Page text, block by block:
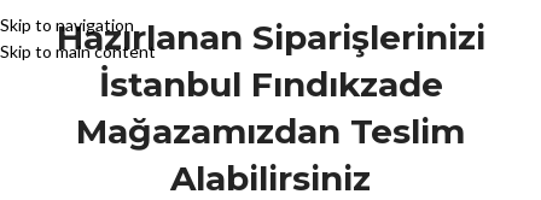
Skip to navigation
Skip to main content
Hazırlanan Siparişlerinizi
İstanbul Fındıkzade
Mağazamızdan Teslim
Alabilirsiniz